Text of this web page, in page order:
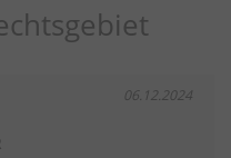
06.12.2024